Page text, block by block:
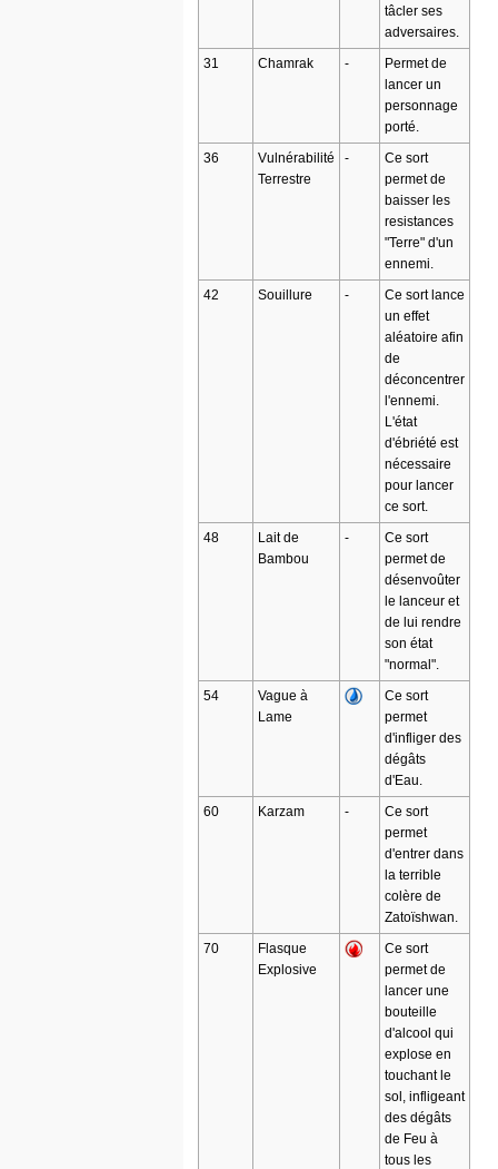
tâcler ses
adversaires.
31
Chamrak -
Permet de
lancer un
personnage
porté.
36
Vulnérabilité
Terrestre
-
Ce sort
permet de
baisser les
resistances
"Terre" d'un
ennemi.
42
Souillure -
Ce sort lance
un effet
aléatoire afin
de
déconcentrer
l'ennemi.
L'état
d'ébriété est
nécessaire
pour lancer
ce sort.
48
Lait de
Bambou
-
Ce sort
permet de
désenvoûter
le lanceur et
de lui rendre
son état
"normal".
54
Vague à
Lame
Ce sort
permet
d'infliger des
dégâts
d'Eau.
60
Karzam -
Ce sort
permet
d'entrer dans
la terrible
colère de
Zatoïshwan.
70
Flasque
Explosive
Ce sort
permet de
lancer une
bouteille
d'alcool qui
explose en
touchant le
sol, infligeant
des dégâts
de Feu à
tous les